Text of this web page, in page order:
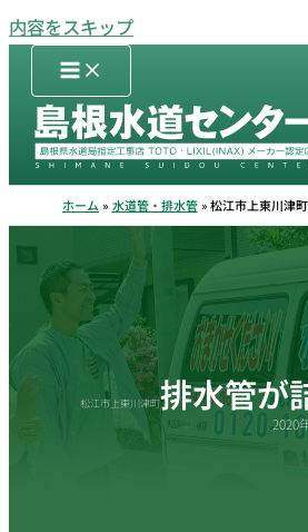
内容をスキップ
ホーム 水道管・排水管 松江市上東川津
松江市上東川津町排水管が
2020